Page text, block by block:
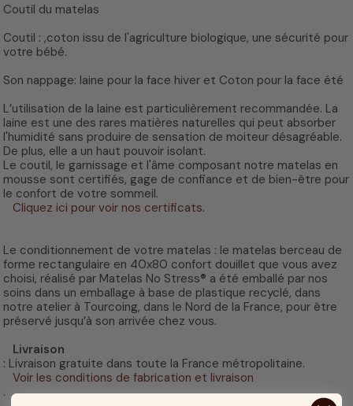
Coutil du matelas
Coutil : ,coton issu de l'agriculture biologique, une sécurité pour
votre bébé.
Son nappage: laine pour la face hiver et Coton pour la face été
L’utilisation de la laine est particulièrement recommandée. La
laine est une des rares matières naturelles qui peut absorber
l'humidité sans produire de sensation de moiteur désagréable.
De plus, elle a un haut pouvoir isolant.
Le coutil, le garnissage et l'âme composant notre matelas en
mousse sont certifiés, gage de confiance et de bien-être pour
le confort de votre sommeil.
Cliquez ici pour voir nos certificats.
Le conditionnement de votre matelas : le matelas berceau de
forme rectangulaire en 40x80 confort douillet que vous avez
choisi, réalisé par Matelas No Stress® a été emballé par nos
soins dans un emballage à base de plastique recyclé, dans
notre atelier à Tourcoing, dans le Nord de la France, pour être
préservé jusqu’à son arrivée chez vous.
Livraison
: Livraison gratuite dans toute la France métropolitaine.
Voir les conditions de fabrication et livraison
.